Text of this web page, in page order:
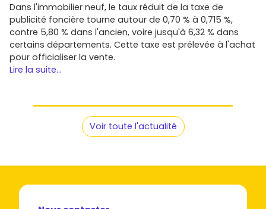
Dans l'immobilier neuf, le taux réduit de la taxe de
publicité foncière tourne autour de 0,70 % à 0,715 %,
contre 5,80 % dans l'ancien, voire jusqu'à 6,32 % dans
certains départements. Cette taxe est prélevée à l'achat
pour officialiser la vente.
Lire la suite...
Voir toute l'actualité